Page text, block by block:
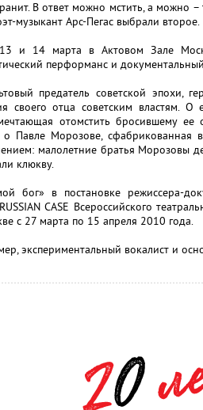
В ответ можно мстить, а можно
музыкант Арс-Пегас выбрали второе.
и 14 марта в Актовом Зале
перформанс и
предатель советской эпохи,
своего отца советским властям.
отомстить бросившему
Павле Морозове, сфабрикованная в
малолетние братья Морозовы
клюкву.
бог» в постановке режиссера-
CASE Всероссийского
с 27 марта по 15 апреля 2010 года.
экспериментальный вокалист и